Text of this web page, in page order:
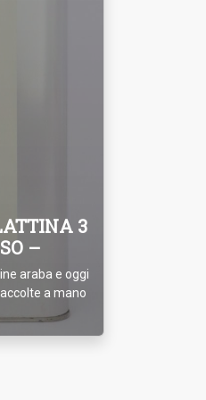
3
–
araba e oggi
a mano